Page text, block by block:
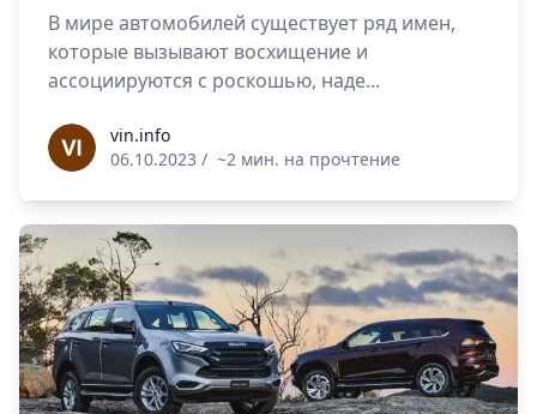
В мире автомобилей существует ряд имен,
которые вызывают восхищение и
ассоциируются с роскошью, наде...
vin.infovin.info
06.10.2023 / ~2 мин. на прочтение